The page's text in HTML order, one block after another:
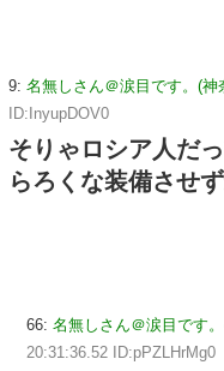
9: 名無しさん＠涙目です。(神
ID:InyupDOV0
そりゃロシア人だ
らろくな装備させ
66: 名無しさん＠涙目です
20:31:36.52 ID:pPZLHrMg0